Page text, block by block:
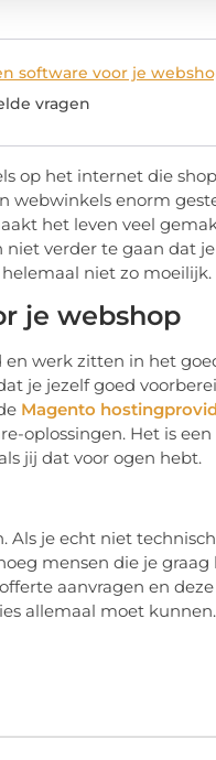
software voor je
vragen
op het internet die
webwinkels enorm
het leven veel
verder te gaan dat
niet zo moeilijk.
je webshop
werk zitten in het
je jezelf goed
Magento
oplossingen. Het is
jij dat voor ogen hebt.
Als je echt niet
mensen die je
aanvragen en
allemaal moet kunnen.